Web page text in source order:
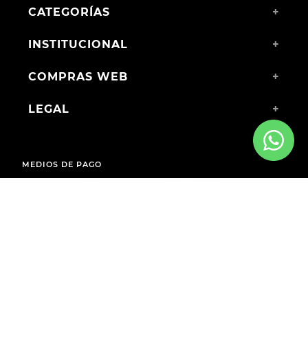
CATEGORÍAS +
INSTITUCIONAL +
COMPRAS WEB +
LEGAL +
MEDIOS DE PAGO